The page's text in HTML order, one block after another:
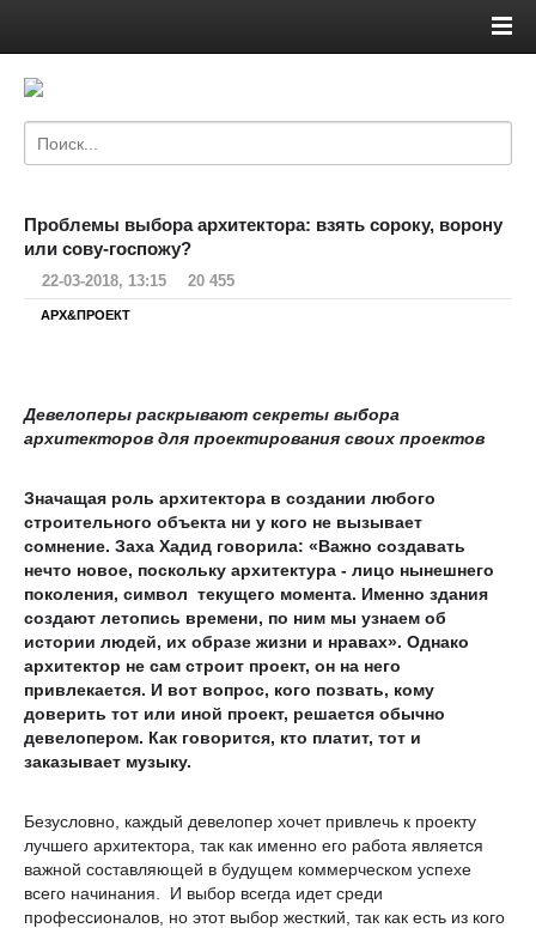
Проблемы выбора архитектора: взять сороку, ворону
или сову-госпожу?
22-03-2018, 13:15 20 455
АРХ&ПРОЕКТ
Девелоперы раскрывают секреты выбора
архитекторов для проектирования своих проектов
Значащая роль архитектора в создании любого
строительного объекта ни у кого не вызывает
сомнение. Заха Хадид говорила: «Важно создавать
нечто новое, поскольку архитектура - лицо нынешнего
поколения, символ текущего момента. Именно здания
создают летопись времени, по ним мы узнаем об
истории людей, их образе жизни и нравах». Однако
архитектор не сам строит проект, он на него
привлекается. И вот вопрос, кого позвать, кому
доверить тот или иной проект, решается обычно
девелопером. Как говорится, кто платит, тот и
заказывает музыку.
Безусловно, каждый девелопер хочет привлечь к проекту
лучшего архитектора, так как именно его работа является
важной составляющей в будущем коммерческом успехе
всего начинания. И выбор всегда идет среди
профессионалов, но этот выбор жесткий, так как есть из кого